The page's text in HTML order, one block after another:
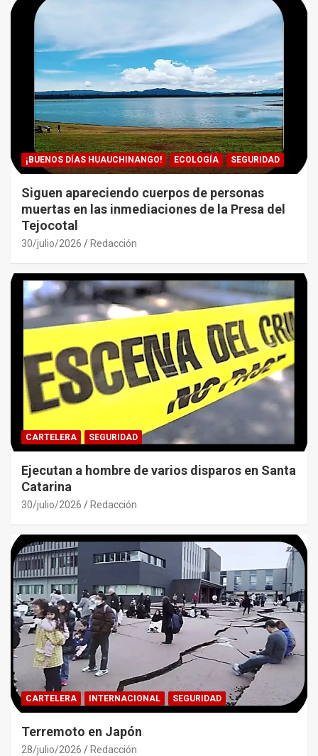
¡BUENOS DÍAS HUAUCHINANGO! ECOLOGÍA SEGURIDAD
Siguen apareciendo cuerpos de personas
muertas en las inmediaciones de la Presa del
Tejocotal
30/julio/2026 Redacción
CARTELERA SEGURIDAD
Ejecutan a hombre de varios disparos en Santa
Catarina
30/julio/2026 Redacción
CARTELERA INTERNACIONAL SEGURIDAD
Terremoto en Japón
28/julio/2026 Redacción